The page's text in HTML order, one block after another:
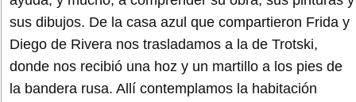
sus dibujos. De la casa azul que compartieron Frida y
Diego de Rivera nos trasladamos a la de Trotski,
donde nos recibió una hoz y un martillo a los pies de
la bandera rusa. Allí contemplamos la habitación